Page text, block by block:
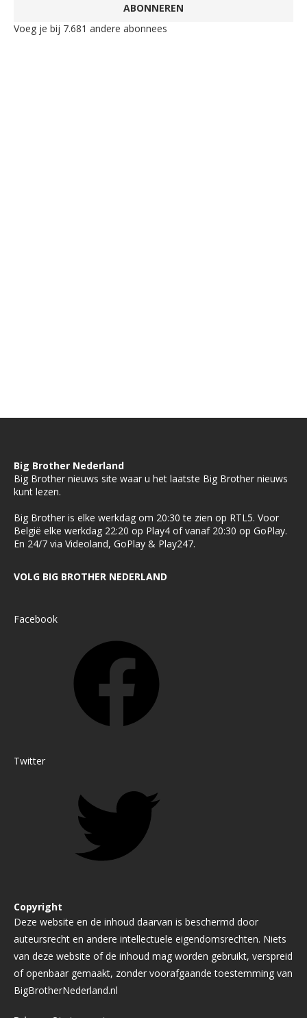
ABONNEREN
Voeg je bij 7.681 andere abonnees
Big Brother Nederland
Big Brother nieuws site waar u het laatste Big Brother nieuws
kunt lezen.
Big Brother is elke werkdag om 20:30 te zien op RTL5. Voor
België elke werkdag 22:20 op Play4 of vanaf 20:30 op GoPlay.
En 24/7 via Videoland, GoPlay & Play247.
VOLG BIG BROTHER NEDERLAND
Facebook
Twitter
Copyright
Deze website en de inhoud daarvan is beschermd door
auteursrecht en andere intellectuele eigendomsrechten. Niets
van deze website of de inhoud mag worden gebruikt, verspreid
of openbaar gemaakt, zonder voorafgaande toestemming van
BigBrotherNederland.nl